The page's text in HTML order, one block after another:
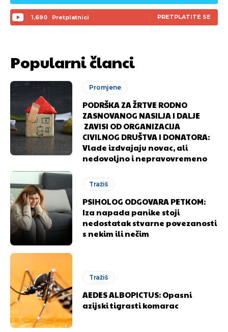
Pusti priču da živi!
Ovim putem želimo da vam se zahvalimo što ste
odlučili da pustite Vašu priču da živi, Redakcija
Objavi.ba
Pusti priču da živi!
Ovim putem želimo da vam se zahvalimo što ste
odlučili da pustite Vašu priču da živi, Redakcija
Objavi.ba
1,690 Pretplatnici PRETPLATITE SE
Popularni članci
Promjene
PODRŠKA ZA ŽRTVE RODNO
ZASNOVANOG NASILJA I DALJE
ZAVISI OD ORGANIZACIJA
CIVILNOG DRUŠTVA I DONATORA:
Vlade izdvajaju novac, ali
nedovoljno i nepravovremeno
Tražiš
PSIHOLOG ODGOVARA PETKOM:
Iza napada panike stoji
nedostatak stvarne povezanosti
s nekim ili nečim
Tražiš
AEDES ALBOPICTUS: Opasni
azijski tigrasti komarac